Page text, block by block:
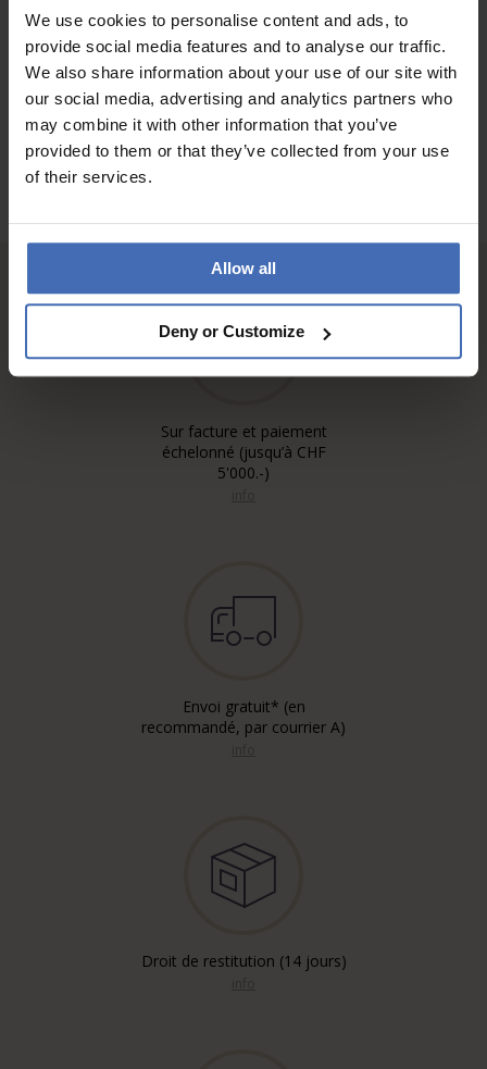
We use cookies to personalise content and ads, to
provide social media features and to analyse our traffic.
We also share information about your use of our site with
our social media, advertising and analytics partners who
may combine it with other information that you’ve
provided to them or that they’ve collected from your use
of their services.
Allow all
Deny or Customize
AUX AVIS DES CLIENTS
Sur facture et paiement
échelonné (jusqu’à CHF
5'000.-)
Envoi gratuit* (en
recommandé, par courrier A)
Droit de restitution (14 jours)